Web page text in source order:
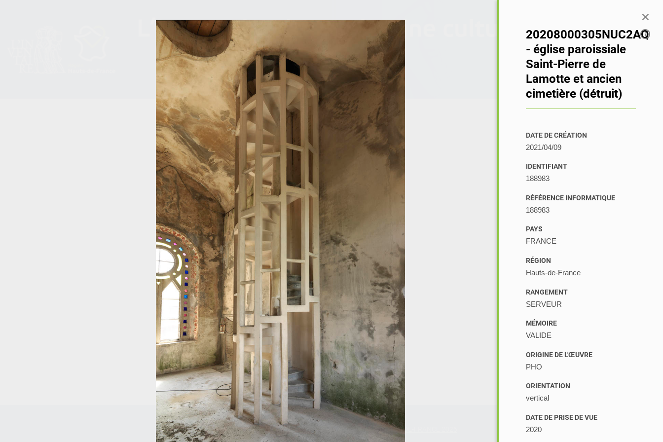
Conditions d'utilisation © PHOTOTHÈQUE INVENTAIRE HAUTS-DE-FRANCE 2026
20208000305NUC2AQ
- église paroissiale
Saint-Pierre de
Lamotte et ancien
cimetière (détruit)
DATE DE CRÉATION
2021/04/09
IDENTIFIANT
188983
RÉFÉRENCE INFORMATIQUE
188983
PAYS
FRANCE
RÉGION
Hauts-de-France
RANGEMENT
SERVEUR
MÉMOIRE
VALIDE
ORIGINE DE L'ŒUVRE
PHO
ORIENTATION
vertical
DATE DE PRISE DE VUE
2020